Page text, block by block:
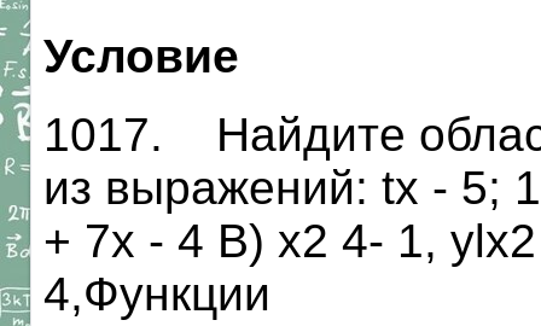
Условие
1017. Найдите
из выражений: tx -
+ 7х - 4 В) х2 4- 1,
4,Функции